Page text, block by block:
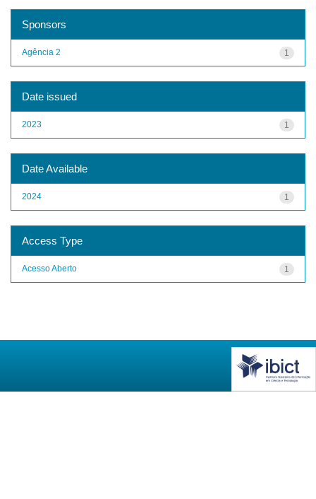
Sponsors
1
Agência 2
Date issued
1
2023
Date Available
1
2024
Access Type
1
Acesso Aberto